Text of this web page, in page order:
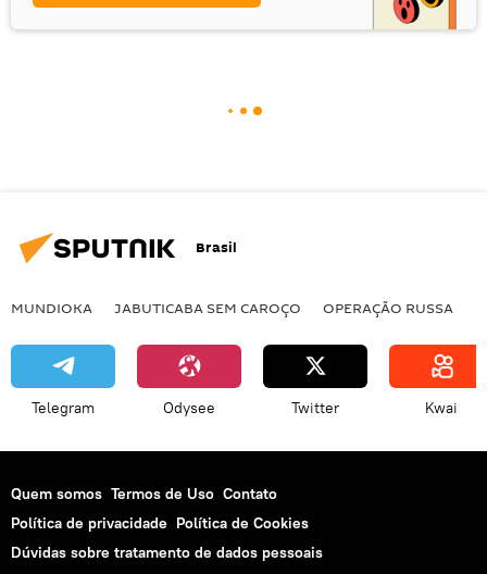
Brasil
MUNDIOKA JABUTICABA SEM CAROÇO OPERAÇÃO RUSSA
Telegram Odysee Twitter Kwai
Quem somos Termos de Uso Contato
Política de privacidade Política de Cookies
Dúvidas sobre tratamento de dados pessoais